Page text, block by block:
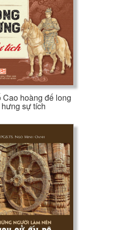
--- Trích
Cao hoàng đế long
hưng sự tích